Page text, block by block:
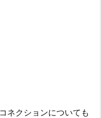
ネクションについても